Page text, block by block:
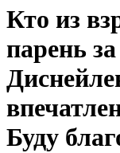
Кто из
парень
Буду